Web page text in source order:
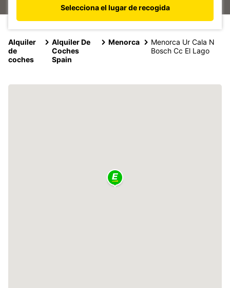
Selecciona el lugar de recogida
Alquiler
de
coches
Alquiler De
Coches
Spain
Menorca
Menorca Ur Cala N
Bosch Cc El Lago